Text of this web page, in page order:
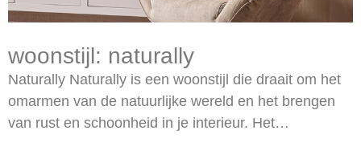
woonstijl: naturally
Naturally Naturally is een woonstijl die draait om het
omarmen van de natuurlijke wereld en het brengen
van rust en schoonheid in je interieur. Het…